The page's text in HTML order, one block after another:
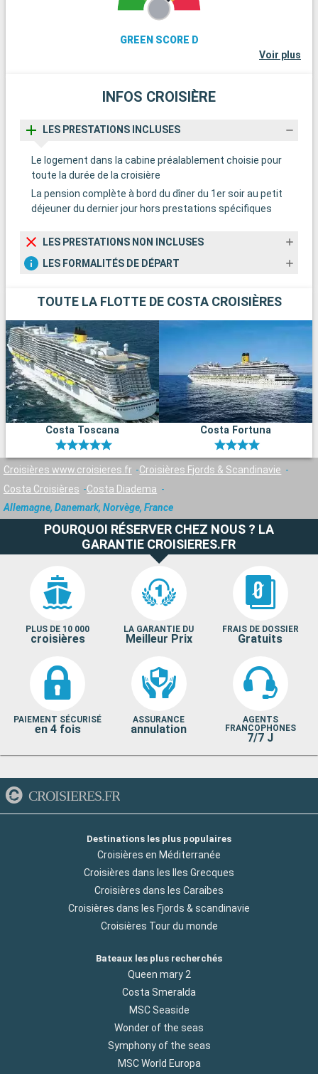
GREEN SCORE D
Voir plus
INFOS CROISIÈRE
LES PRESTATIONS INCLUSES
Le logement dans la cabine préalablement choisie pour
toute la durée de la croisière
La pension complète à bord du dîner du 1er soir au petit
déjeuner du dernier jour hors prestations spécifiques
LES PRESTATIONS NON INCLUSES
LES FORMALITÉS DE DÉPART
TOUTE LA FLOTTE DE COSTA CROISIÈRES
Costa Toscana Costa Fortuna
Croisières www.croisieres.fr
Croisières Fjords & Scandinavie
Costa Croisières
Costa Diadema
Allemagne, Danemark, Norvège, France
POURQUOI RÉSERVER CHEZ NOUS ? LA
GARANTIE CROISIERES.FR
PLUS DE 10 000
croisières
LA GARANTIE DU
Meilleur Prix
FRAIS DE DOSSIER
Gratuits
PAIEMENT SÉCURISÉ
en 4 fois
ASSURANCE
annulation
AGENTS
FRANCOPHONES
7/7 J
CROISIERES.FR
Destinations les plus populaires
Croisières en Méditerranée
Croisières dans les Iles Grecques
Croisières dans les Caraibes
Croisières dans les Fjords & scandinavie
Croisières Tour du monde
Bateaux les plus recherchés
Queen mary 2
Costa Smeralda
MSC Seaside
Wonder of the seas
Symphony of the seas
MSC World Europa